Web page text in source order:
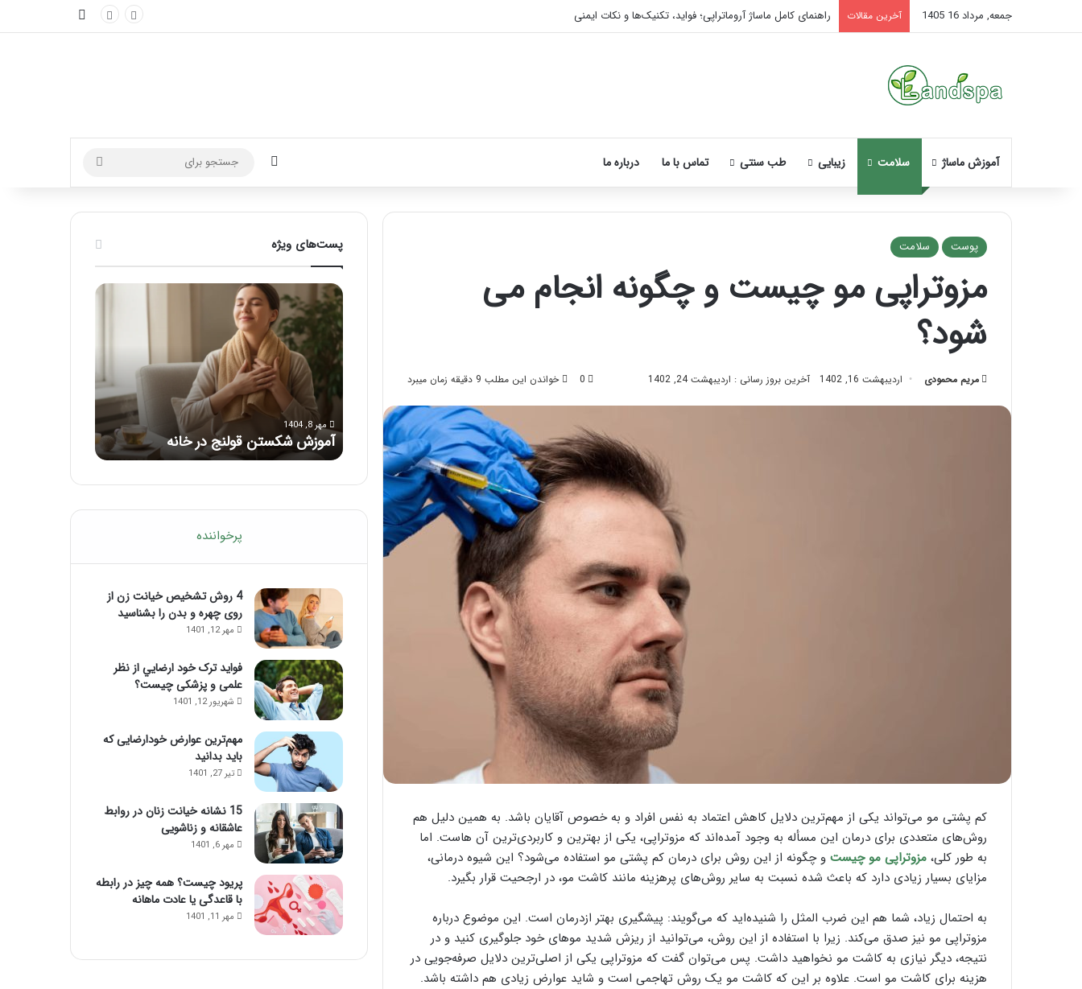
جمعه, مرداد 16 1405 آخرین مقالات راهنمای کامل ماساژ آروماتراپی؛ فواید، تکنیک‌ها و نکات ایمنی
آموزش ماساژ سلامت زیبایی طب سنتی تماس با ما درباره ما تغییر پوسته
برای
پوست سلامت
مزوتراپی مو چیست و چگونه انجام می
شود؟
مریم محمودی اردیبهشت 16, 1402 آخرین بروز رسانی : اردیبهشت 24, 1402 0 خواندن این مطلب 9 دقیقه زمان میبرد
کم پشتی مو می‌تواند یکی از مهم‌ترین دلایل کاهش اعتماد به نفس افراد و به خصوص آقایان باشد. به همین دلیل هم
روش‌های متعددی برای درمان این مسأله به وجود آمده‌اند که مزوتراپی، یکی از بهترین و کاربردی‌ترین آن هاست. اما
به طور کلی، مزوتراپی مو چیست و چگونه از این روش برای درمان کم پشتی مو استفاده می‌شود؟ این شیوه درمانی،
مزایای بسیار زیادی دارد که باعث شده نسبت به سایر روش‌های پرهزینه مانند کاشت مو، در ارجحیت قرار بگیرد.
به احتمال زیاد، شما هم این ضرب المثل را شنیده‌اید که می‌گویند: پیشگیری بهتر ازدرمان است. این موضوع درباره
مزوتراپی مو نیز صدق می‌کند. زیرا با استفاده از این روش، می‌توانید از ریزش شدید مو‌های خود جلوگیری کنید و در
نتیجه، دیگر نیازی به کاشت مو نخواهید داشت. پس می‌توان گفت که مزوتراپی یکی از اصلی‌ترین دلایل صرفه‌جویی در
هزینه برای کاشت مو است. علاوه بر این که کاشت مو یک روش تهاجمی است و شاید عوارض زیادی هم داشته باشد.
پست‌های ویژه
نحوه
ماساژ
تزریق
بایدها
تیر 28, 1404
آموزش
شکستن
آموزش شکستن قولنج در خانه
ماساژ
برای
بهبود
تمرکز
ذهنی؛
با
این
حواس‌جمع
شوید!
مرداد 6, 1404
ماساژ برای بهبود تمرکز ذهنی؛ با این
ماساژ حواس‌جمع شوید!
راهنمای
بعد
از
پرخواننده
4 روش تشخیص خیانت زن از
روی چهره و بدن را بشناسید
مهر 12, 1401
فواید ترک خود ارضايي از نظر
علمی و پزشکی چیست؟
شهریور 12, 1401
مهم‌ترین عوارض خودارضایی که
باید بدانید
تیر 27, 1401
15 نشانه خیانت زنان در روابط
عاشقانه و زناشویی
مهر 6, 1401
پریود چیست؟ همه چیز در رابطه
با قاعدگی یا عادت ماهانه
مهر 11, 1401